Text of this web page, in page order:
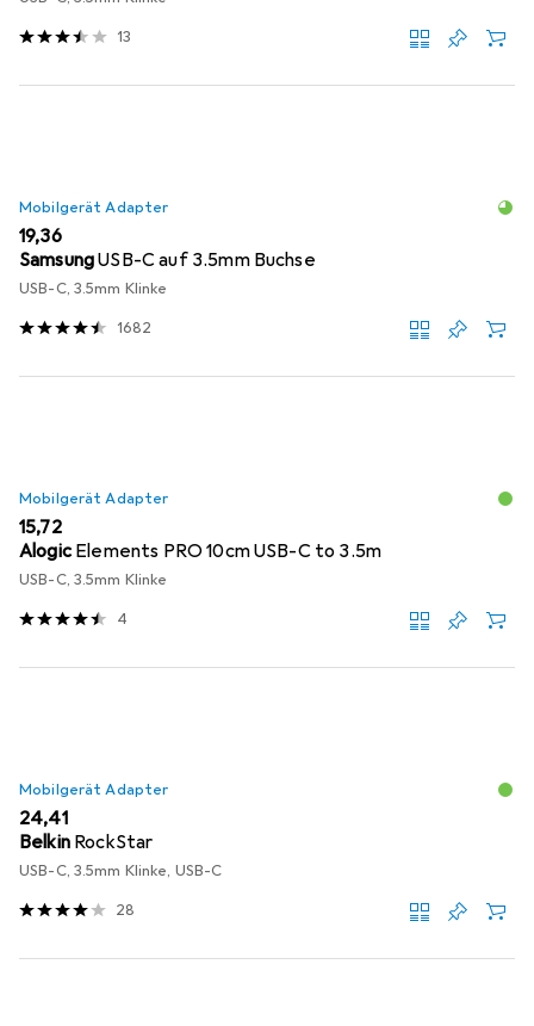
13
Mobilgerät Adapter
EUR
19,36
SamsungUSB-C auf 3.5mm Buchse
USB-C, 3.5mm Klinke
1682
Mobilgerät Adapter
EUR
15,72
Alogic Elements PRO 10cm USB-C to 3.5m
USB-C, 3.5mm Klinke
4
Mobilgerät Adapter
EUR
24,41
Belkin RockStar
USB-C, 3.5mm Klinke, USB-C
28